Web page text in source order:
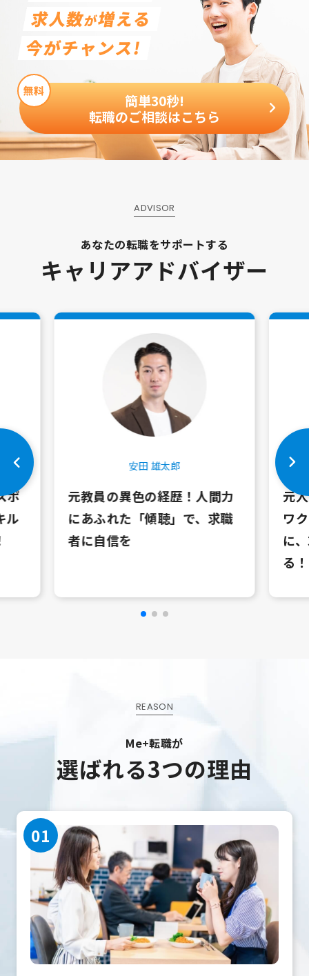
求人数が増える
今がチャンス!
簡単30秒!
転職のご相談はこちら
ADVISOR
あなたの転職をサポートする
キャリアアドバイザー
ポ
ル
安田 雄太郎
元教員の異色の経歴！人間力
にあふれた「傾聴」で、求職
者に自信を
元
ワ
に
る！
REASON
Me+転職が
選ばれる3つの理由
01